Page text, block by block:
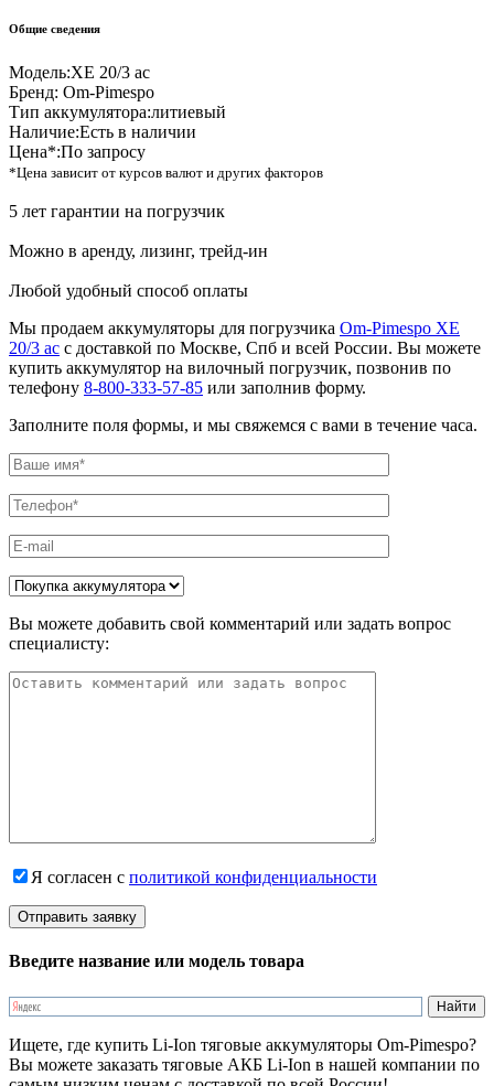
Общие сведения
Модель:XE 20/3 ac
Бренд: Om-Pimespo
Тип аккумулятора:литиевый
Наличие:Есть в наличии
Цена*:По запросу
*Цена зависит от курсов валют и других факторов
5 лет гарантии на погрузчик
Можно в аренду, лизинг, трейд-ин
Любой удобный способ оплаты
Мы продаем аккумуляторы для погрузчика Om-Pimespo XE
20/3 ac с доставкой по Москве, Спб и всей России. Вы можете
купить аккумулятор на вилочный погрузчик, позвонив по
телефону 8-800-333-57-85 или заполнив форму.
Заполните поля формы, и мы свяжемся с вами в течение часа.
Вы можете добавить свой комментарий или задать вопрос
специалисту:
Я согласен с политикой конфиденциальности
Введите название или модель товара
Ищете, где купить Li-Ion тяговые аккумуляторы Om-Pimespo?
Вы можете заказать тяговые АКБ Li-Ion в нашей компании по